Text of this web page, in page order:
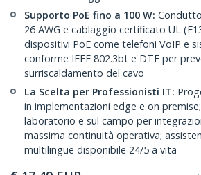
Supporto PoE fino a 100 W:
26 AWG e cablaggio certificato UL
dispositivi PoE come telefoni VoIP e
conforme IEEE 802.3bt e DTE per
surriscaldamento del cavo
La Scelta per Professionisti IT:
in implementazioni edge e on
laboratorio e sul campo per
massima continuità operativa;
multilingue disponibile 24/5 a vita